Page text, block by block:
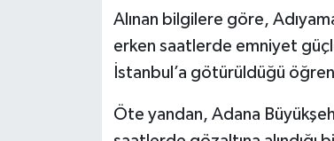
Alınan bilgilere göre,
erken saatlerde emniyet
İstanbul’a götürüldüğü
Öte yandan, Adana